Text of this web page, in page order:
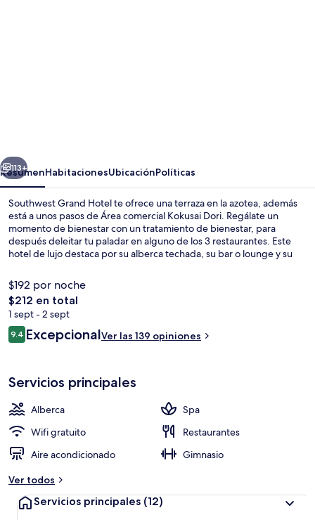
Siguiente
113+
ResumenHabitacionesUbicaciónPolíticas
Southwest Grand Hotel te ofrece una terraza en la azotea, además
está a unos pasos de Área comercial Kokusai Dori. Regálate un
momento de bienestar con un tratamiento de bienestar, para
después deleitar tu paladar en alguno de los 3 restaurantes. Este
hotel de lujo destaca por su alberca techada, su bar o lounge y su
distancia a pie: Estación de metro de Kenchomae está a 7 minutos y
Estación de metro de Miebashi está a 7 minutos.
$192 por noche
El
precio
total
es
$212 en total
1 sept - 2 sept
Opiniones
9.49.4 de 10,
ExcepcionalVer las 139 opiniones
Servicios principales
Alberca
Spa
Wifi gratuito
Restaurantes
Aire acondicionado
Gimnasio
Ver todos
Servicios principales (12)